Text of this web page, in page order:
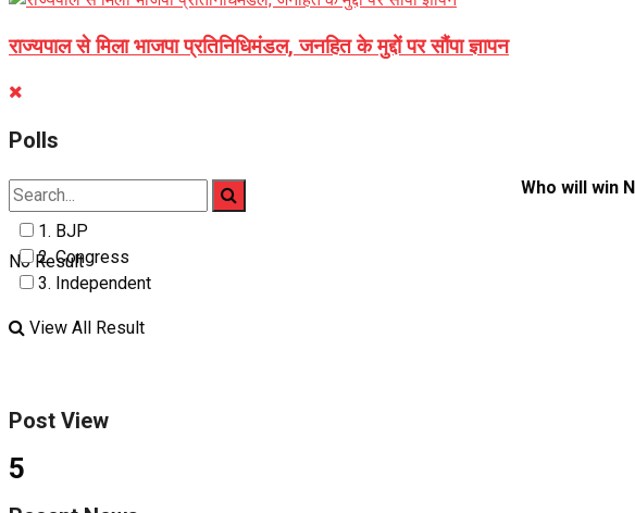
No Result
View All Result
राज्यपाल से मिला भाजपा प्रतिनिधिमंडल, जनहित के मुद्दों पर सौंपा ज्ञापन
Polls
Who will win
1. BJP
2. Congress
3. Independent
Post View
5